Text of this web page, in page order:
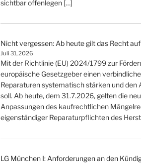
sichtbar offenlegen […]
Nicht vergessen: Ab heute gilt das Recht
Juli 31, 2026
Mit der Richtlinie (EU) 2024/1799 zur
europäische Gesetzgeber einen
Reparaturen systematisch stärken und
soll. Ab heute, dem 31.7.2026, gelten die
Anpassungen des kaufrechtlichen
eigenständiger Reparaturpflichten des
LG München I: Anforderungen an den